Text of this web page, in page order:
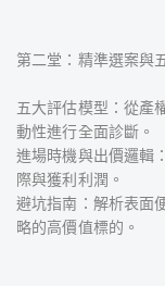
第二堂：精準選案與
五大評估模型：從產
動性進行全面診斷。
進場時機與出價邏輯
際與獲利利潤。
避坑指南：解析表面
略的高價值標的。